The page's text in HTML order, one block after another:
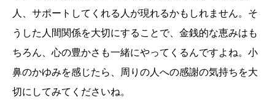
人、サポートしてくれる人が現れるかもしれません。そ
うした人間関係を大切にすることで、金銭的な恵みはも
ちろん、心の豊かさも一緒にやってくるんですよね。小
鼻のかゆみを感じたら、周りの人への感謝の気持ちを大
切にしてみてくださいね。